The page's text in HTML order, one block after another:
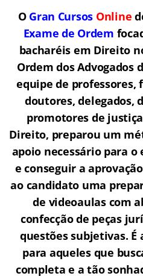
O Gran Cursos Online
Exame de Ordem fo
bacharéis em Direito
Ordem dos Advogados
equipe de professores,
doutores, delegados,
promotores de
Direito, preparou um
apoio necessário para
e conseguir a
ao candidato uma
de videoaulas com
confecção de peças
questões subjetivas.
para aqueles que
completa e a tão